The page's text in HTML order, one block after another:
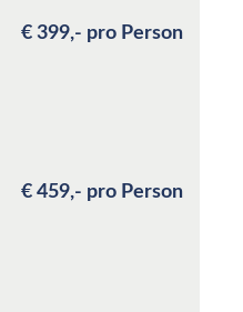
€ 399,- pro Person
€ 459,- pro Person